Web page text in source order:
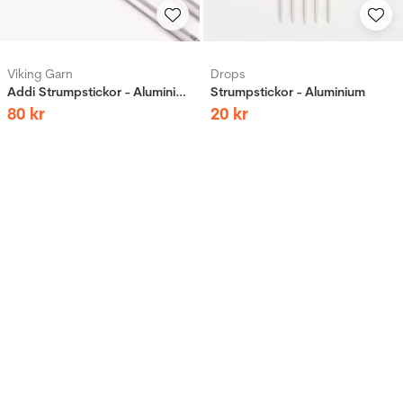
Viking Garn
Addi Strumpstickor - Aluminium
80 kr
Drops
Strumpstickor - Aluminium
20 kr